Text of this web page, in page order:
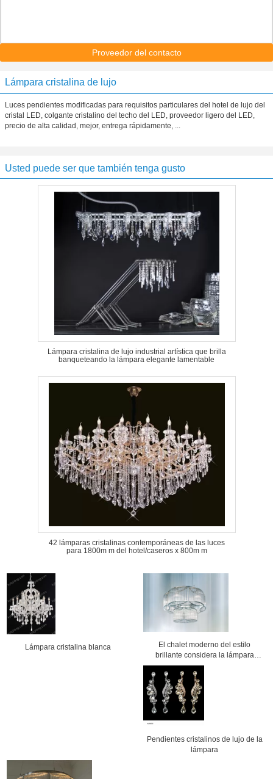
Proveedor del contacto
Lámpara cristalina de lujo
Luces pendientes modificadas para requisitos particulares del hotel de lujo del
cristal LED, colgante cristalino del techo del LED, proveedor ligero del LED,
precio de alta calidad, mejor, entrega rápidamente, ...
Usted puede ser que también tenga gusto
Lámpara cristalina de lujo industrial artística que brilla
banqueteando la lámpara elegante lamentable
42 lámparas cristalinas contemporáneas de las luces
para 1800m m del hotel/caseros x 800m m
Lámpara cristalina blanca
El chalet moderno del estilo
brillante considera la lámpara
cristalina de lujo para el salón y las
escaleras
Pendientes cristalinos de lujo de la
lámpara